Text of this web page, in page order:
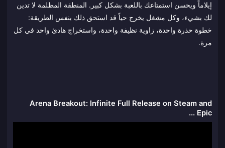
إيلاماً ويحسن استمتاعك باللعبة بشكل كبير. المنطقة المظلمة لا تدين
لك بشيء، وكل مشغل يخرج حياً قد استحق ذلك بنفس الطريقة:
خطوة حذرة واحدة، زاوية نظيفة واحدة، واستخراج هادئ واحد في كل
مرة.
Arena Breakout: Infinite Full Release on Steam and
Epic ...